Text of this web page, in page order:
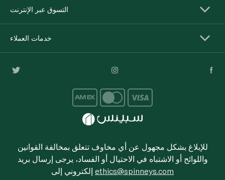
التسوق عبر الإنترنت
خدمات العملاء
للإبلاغ بشكل مجهول عن أي مخاوف تتعلق بمخالفة القوانين
واللوائح أو الاشتباه في الاحتيال أو الفساد، يرجى إرسال بريد
ethics@spinneys.com